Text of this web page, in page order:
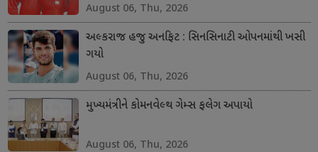
August 06, Thu, 2026
અલ્કરાજ હજુ અનફિટ : સિનસિનાટી ઓપનમાંથી ખસી
ગયો
August 06, Thu, 2026
મુખ્યમંત્રીને કોમનવેલ્થ ગેમ્સ ફલેગ અપાયો
August 06, Thu, 2026